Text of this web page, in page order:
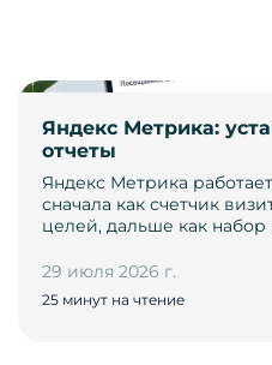
Яндекс Метрика:
отчеты
Яндекс Метрика
сначала как счетчик
целей, дальше как набор
29 июля 2026 г.
25 минут на чтение